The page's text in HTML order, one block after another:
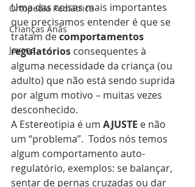
Ortopedia Pediátrica
Crianças Anãs
Jovens
Uma das coisas mais importantes
que precisamos entender é que se
tratam de comportamentos
regulatórios consequentes à
alguma necessidade da criança (ou
adulto) que não está sendo suprida
por algum motivo – muitas vezes
desconhecido.
A Estereotipia é um AJUSTE e não
um “problema”.  Todos nós temos
algum comportamento auto-
regulatório, exemplos: se balançar,
sentar de pernas cruzadas ou dar